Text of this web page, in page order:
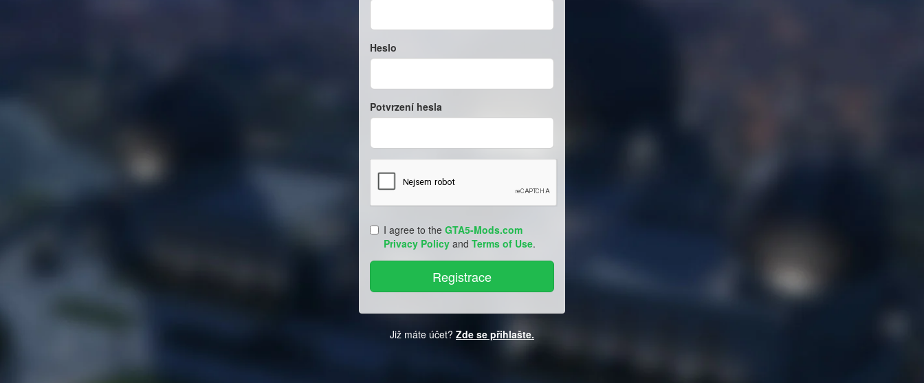
Heslo
Potvrzení hesla
I agree to the GTA5-Mods.com
Privacy Policy and Terms of Use.
Již máte účet? Zde se přihlašte.